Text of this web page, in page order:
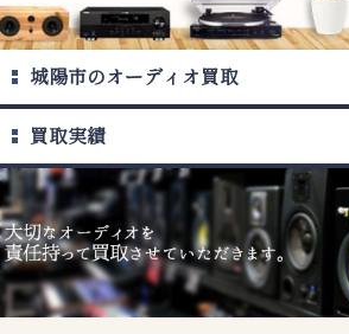
城陽市のオーディオ買取
買取実績